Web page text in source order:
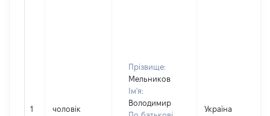
1 чоловік
Прізвище:
Мельников
Ім'я:
Володимир
Україна